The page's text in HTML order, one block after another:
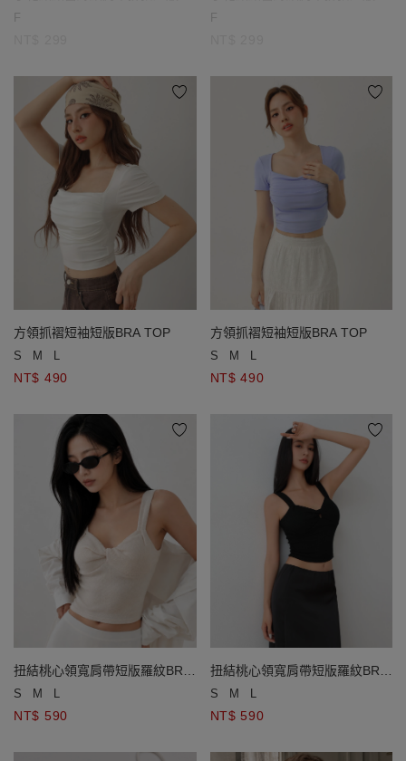
BRA背心
F
BRA背心
F
方領抓褶短袖短版BRA TOP
S M L
NT$ 490
方領抓褶短袖短版BRA TOP
S M L
NT$ 490
扭結桃心領寬肩帶短版羅紋BRA
背心
S M L
NT$ 590
扭結桃心領寬肩帶短版羅紋BRA
背心
S M L
NT$ 590